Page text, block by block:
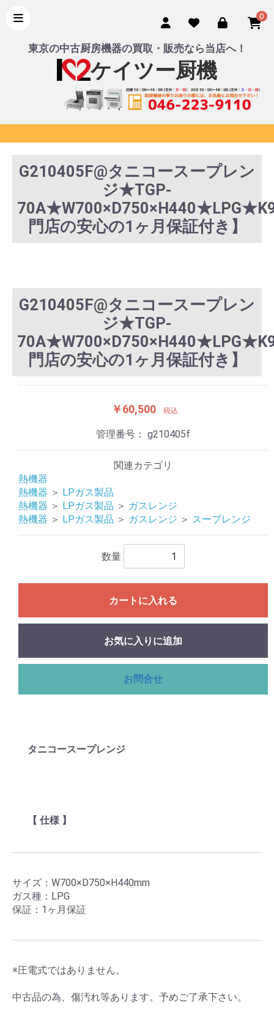
0
東京の中古厨房機器の買取・販売なら当店へ！
ケイツー厨機
G210405F@タニコースープレン
ジ★TGP-
門店の安心の1ヶ月保証付き】
G210405F@タニコースープレン
ジ★TGP-
門店の安心の1ヶ月保証付き】
￥60,500 税込
管理番号： g210405f
関連カテゴリ
熱機器
熱機器 ＞ LPガス製品
熱機器 ＞ LPガス製品 ＞ ガスレンジ
熱機器 ＞ LPガス製品 ＞ ガスレンジ ＞ スープレンジ
数量
カートに入れる
お気に入りに追加
お問合せ
タニコースープレンジ
【 仕様 】
サイズ：W700×D750×H440mm
ガス種：LPG
保証：1ヶ月保証
※圧電式ではありません。
中古品の為、傷汚れ等あります。予めご了承下さい。